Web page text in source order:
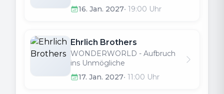
16. Jan. 2027• 19:00 Uhr
Ehrlich Brothers
WONDERWORLD - Aufbruch
ins Unmögliche
17. Jan. 2027• 11:00 Uhr